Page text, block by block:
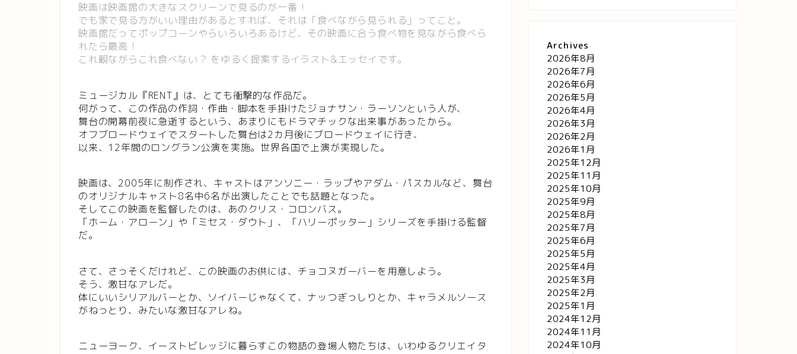
映画は映画館の大きなスクリーンで見るのが一番！
でも家で見る方がいい理由があるとすれば、それは「食べながら見られる」ってこと。
映画館だってポップコーンやらいろいろあるけど、その映画に合う食べ物を見ながら食べら
れたら最高！
これ観ながらこれ食べない？ をゆるく提案するイラスト&エッセイです。
ミュージカル『RENT』は、とても衝撃的な作品だ。
何がって、この作品の作詞・作曲・脚本を手掛けたジョナサン・ラーソンという人が、
舞台の開幕前夜に急逝するという、あまりにもドラマチックな出来事があったから。
オフブロードウェイでスタートした舞台は2カ月後にブロードウェイに行き、
以来、12年間のロングラン公演を実施。世界各国で上演が実現した。
映画は、2005年に制作され、キャストはアンソニー・ラップやアダム・パスカルなど、舞台
のオリジナルキャスト8名中6名が出演したことでも話題となった。
そしてこの映画を監督したのは、あのクリス・コロンバス。
「ホーム・アローン」や「ミセス・ダウト」、「ハリーポッター」シリーズを手掛ける監督
だ。
さて、さっそくだけれど、この映画のお供には、チョコヌガーバーを用意しよう。
そう、激甘なアレだ。
体にいいシリアルバーとか、ソイバーじゃなくて、ナッつぎっしりとか、キャラメルソース
がねっとり、みたいな激甘なアレね。
ニューヨーク、イーストビレッジに暮らすこの物語の登場人物たちは、いわゆるクリエイタ
Archives
2026年8月
2026年7月
2026年6月
2026年5月
2026年4月
2026年3月
2026年2月
2026年1月
2025年12月
2025年11月
2025年10月
2025年9月
2025年8月
2025年7月
2025年6月
2025年5月
2025年4月
2025年3月
2025年2月
2025年1月
2024年12月
2024年11月
2024年10月